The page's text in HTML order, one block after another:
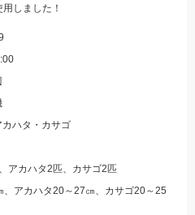
しました！
カハタ・カサゴ
アカハタ2匹、カサゴ2匹
、アカハタ20～27㎝、カサゴ20～25